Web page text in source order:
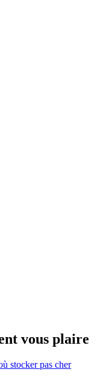
vous plaire